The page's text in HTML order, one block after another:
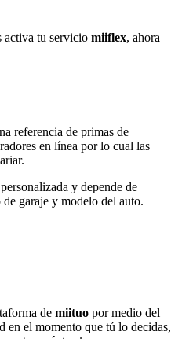
activa tu servicio miiflex, ahora
referencia de primas de
en línea por lo cual las
y depende de
garaje y modelo del auto.
de miituo por medio del
en el momento que tú lo decidas,